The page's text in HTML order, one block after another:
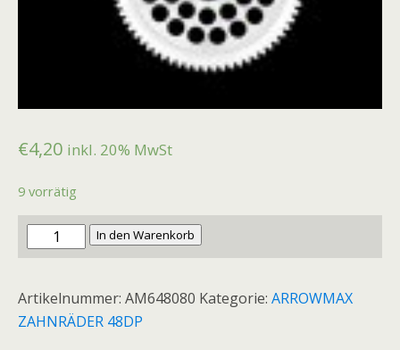
€4,20 inkl. 20% MwSt
9 vorrätig
Arrowmax
SUPER
48P
80T
In den Warenkorb
Artikelnummer: AM648080 Kategorie: ARROWMAX
ZAHNRÄDER 48DP